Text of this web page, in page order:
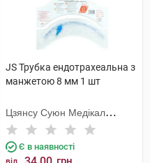
JS Трубка ендотрахеальна з
манжетою 8 мм 1 шт
Цзянсу Суюн Медікал
Метіріалс
Є в наявності